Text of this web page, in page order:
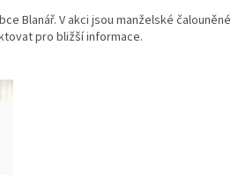
Blanář. V akci jsou manželské čalouněné
pro bližší informace.